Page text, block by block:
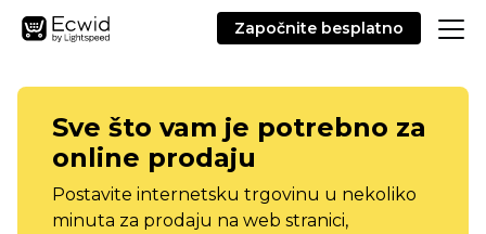
Započnite besplatno
Sve što vam je potrebno za
online prodaju
Postavite internetsku trgovinu u nekoliko
minuta za prodaju na web stranici,